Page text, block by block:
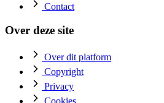
Contact
Over deze site
Over dit platform
Copyright
Privacy